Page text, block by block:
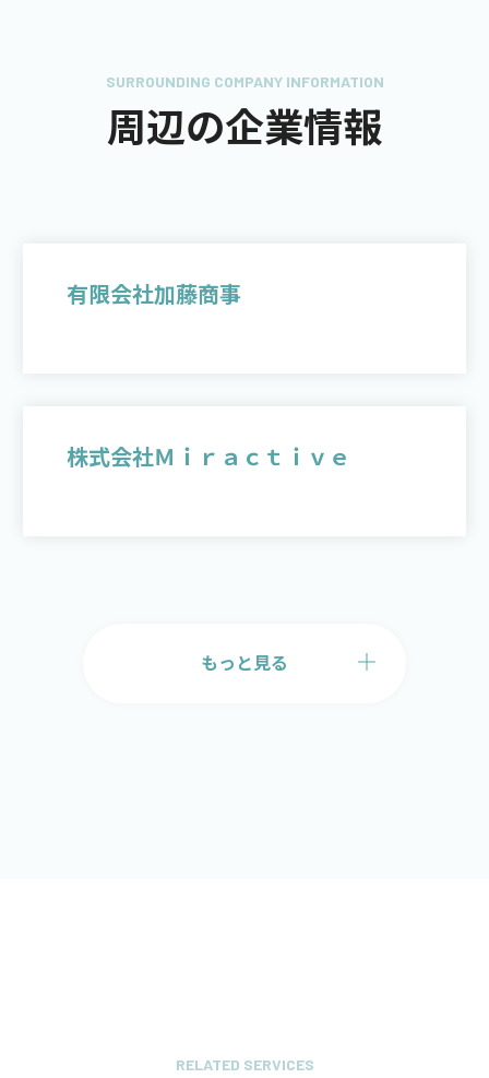
SURROUNDING COMPANY INFORMATION
周辺の企業情報
有限会社加藤商事
株式会社Ｍｉｒａｃｔｉｖｅ
もっと見る
RELATED SERVICES